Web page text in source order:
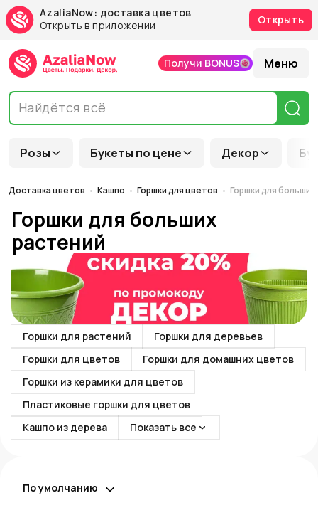
AzaliaNow: доставка цветов
Открыть в приложении
Открыть
Розы Букеты по цене Декор
Получи BONUS Меню
Доставка цветов Кашпо Горшки для цветов Горшки для
Горшки для больших
растений
Горшки для растений
Горшки для деревьев
Горшки для цветов
Горшки для домашних цветов
Горшки из керамики для цветов
Пластиковые горшки для цветов
Кашпо из дерева
Показать все
По умолчанию